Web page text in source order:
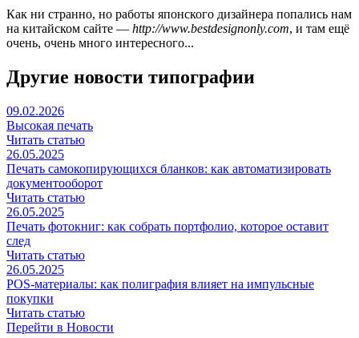
Как ни странно, но работы японского дизайнера попались нам
на китайском сайте — http://www.bestdesignonly.com, и там ещё
очень, очень много интересного...
Другие новости типографии
09.02.2026
Высокая печать
Читать статью
26.05.2025
Печать самокопирующихся бланков: как автоматизировать
документооборот
Читать статью
26.05.2025
Печать фотокниг: как собрать портфолио, которое оставит
след
Читать статью
26.05.2025
POS-материалы: как полиграфия влияет на импульсные
покупки
Читать статью
Перейти в Новости